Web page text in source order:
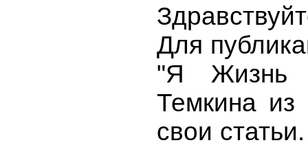
Для
"Я Жизнь
Темкина из
свои